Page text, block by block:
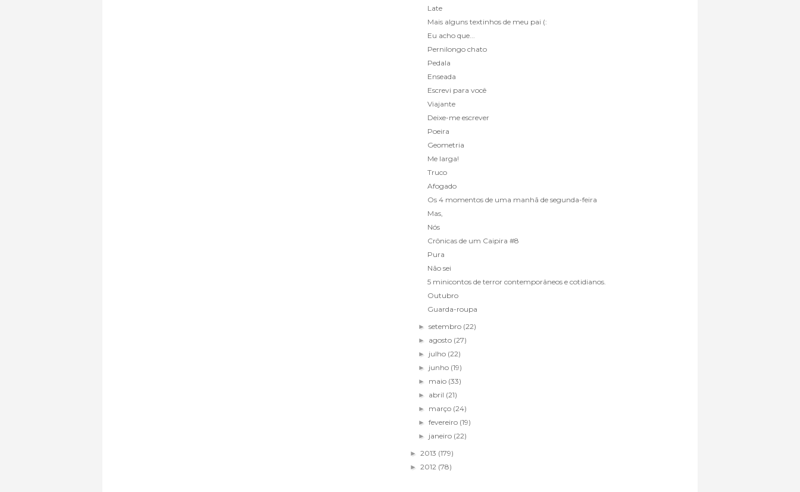
Late
Mais alguns textinhos de meu pai (:
Eu acho que...
Pernilongo chato
Pedala
Enseada
Escrevi para você
Viajante
Deixe-me escrever
Poeira
Geometria
Me larga!
Truco
Afogado
Os 4 momentos de uma manhã de segunda-feira
Mas,
Nós
Crônicas de um Caipira #8
Pura
Não sei
5 minicontos de terror contemporâneos e cotidianos.
Outubro
Guarda-roupa
►setembro (22)
► agosto (27)
► julho (22)
► junho (19)
► maio (33)
► abril (21)
► março (24)
►fevereiro (19)
► janeiro (22)
► 2013 (179)
► 2012 (78)